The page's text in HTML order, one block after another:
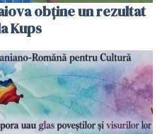
obține un rezultat
Kups